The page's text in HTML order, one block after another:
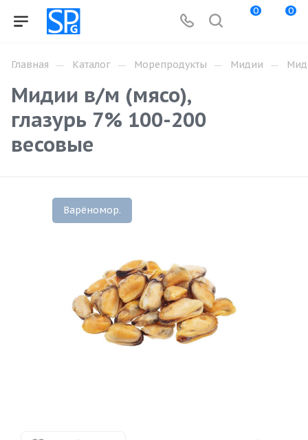
0 0
Главная — Каталог — Морепродукты — Мидии —
Мидии в/м (мясо),
глазурь 7% 100-200
весовые
Варёномор.